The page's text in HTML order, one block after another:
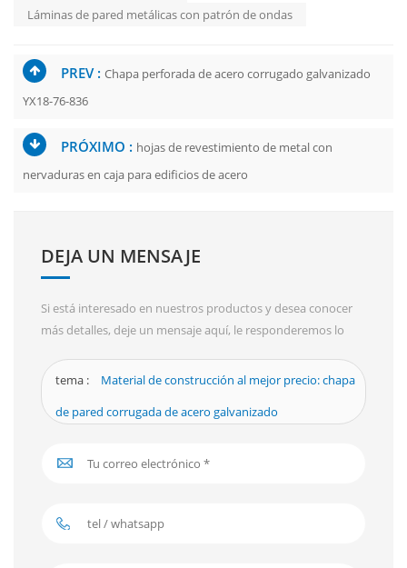
Láminas de pared metálicas con patrón de ondas
PREV : Chapa perforada de acero corrugado galvanizado
YX18-76-836
PRÓXIMO : hojas de revestimiento de metal con
nervaduras en caja para edificios de acero
DEJA UN MENSAJE
Si está interesado en nuestros productos y desea conocer
más detalles, deje un mensaje aquí, le responderemos lo
tema :
Material de construcción al mejor precio: chapa
de pared corrugada de acero galvanizado